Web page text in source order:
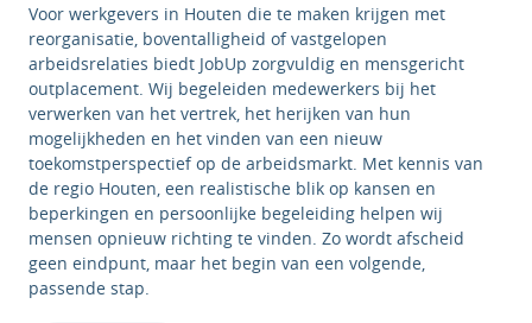
Voor werkgevers in Houten die te maken krijgen met
reorganisatie, boventalligheid of vastgelopen
arbeidsrelaties biedt JobUp zorgvuldig en mensgericht
outplacement. Wij begeleiden medewerkers bij het
verwerken van het vertrek, het herijken van hun
mogelijkheden en het vinden van een nieuw
toekomstperspectief op de arbeidsmarkt. Met kennis van
de regio Houten, een realistische blik op kansen en
beperkingen en persoonlijke begeleiding helpen wij
mensen opnieuw richting te vinden. Zo wordt afscheid
geen eindpunt, maar het begin van een volgende,
passende stap.